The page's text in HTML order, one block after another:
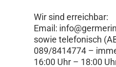
Wir sind erreichbar:
Email:
sowie telefonisch
089/8414774 –
16:00 Uhr – 18:00